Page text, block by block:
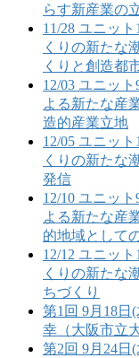
らす新産業の
11/28 ユニッ
くりの新たな
くりと創造都
12/03 ユニッ
よる新たな産
造的産業立地
12/05 ユニッ
くりの新たな
発信
12/10 ユニッ
よる新たな産
的地域として
12/12 ユニッ
くりの新たな
ちづくり
第1回 9月18日
幸（大阪市立
第2回 9月24日